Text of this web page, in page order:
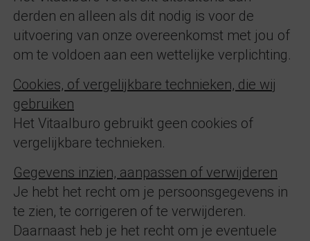
derden en alleen als dit nodig is voor de
uitvoering van onze overeenkomst met jou of
om te voldoen aan een wettelijke verplichting.
Cookies, of vergelijkbare technieken, die wij
gebruiken
Het Vitaalburo gebruikt geen cookies of
vergelijkbare technieken.
Gegevens inzien, aanpassen of verwijderen
Je hebt het recht om je persoonsgegevens in
te zien, te corrigeren of te verwijderen.
Daarnaast heb je het recht om je eventuele